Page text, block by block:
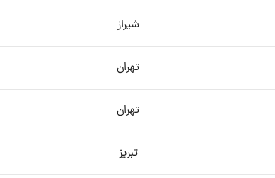
شیراز
تهران
تهران
تبریز